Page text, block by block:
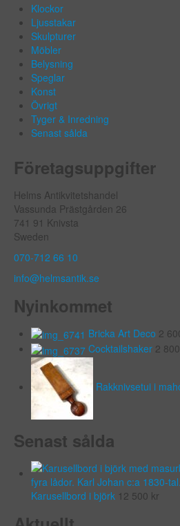
Klockor
Ljusstakar
Skulpturer
Möbler
Belysning
Speglar
Konst
Övrigt
Tyger & Inredning
Senast sålda
Företagsuppgifter
Helms Antikvitetshandel
Vassunda Prästgården 26
741 91 Knivsta
Sweden
070-712 66 10
info@helmsantik.se
Nyinkommet
Bricka Art Deco 2
Cocktailshaker 2 800
Rakknivsetui i
Senast sålda
Karusellbord i björk 12 500 kr